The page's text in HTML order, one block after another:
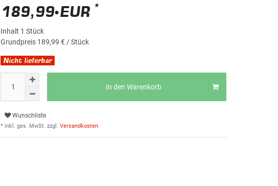
189,99 EUR *
Inhalt 1 Stück
Grundpreis 189,99 € / Stück
Nicht lieferbar
In den Warenkorb
Wunschliste
* inkl. ges. MwSt. zzgl. Versandkosten